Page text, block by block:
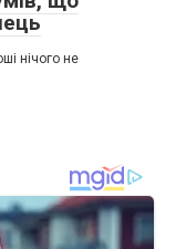
нічого не